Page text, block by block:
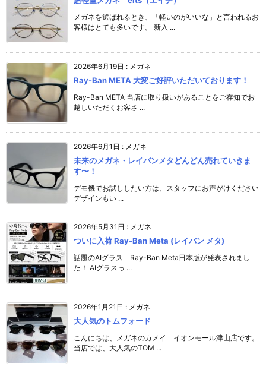
メガネを選ばれるとき、「軽いのがいいな」と言われるお
客様はとても多いです。 新入 ...
2026年6月19日 : メガネ
Ray-Ban META 大変ご好評いただいております！
Ray-Ban META 当店に取り扱いがあることをご存知でお
越しいただくお客さ ...
2026年6月1日 : メガネ
未来のメガネ・レイバンメタどんどん売れていきま
す〜！
デモ機でお試ししたい方は、スタッフにお声がけください️
デザインもい ...
2026年5月31日 : メガネ
ついに入荷 Ray-Ban Meta (レイバン メタ)
話題のAIグラス Ray-Ban Meta日本版が発表されまし
た！ AIグラスっ ...
2026年1月21日 : メガネ
大人気のトムフォード
こんにちは、メガネのカメイ イオンモール津山店です。
当店では、大人気のTOM ...